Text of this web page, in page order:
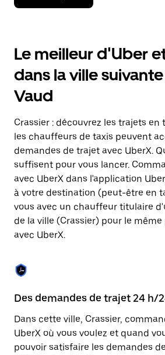
la
bas
pour
ouvrir
le
calendrier
et
une
date.
Appuyez
sur
la
touche
Échap
pour
fermer
le
calendrier.
Le meilleur d'Uber
dans la ville suivante
Vaud
Crassier : découvrez les trajets en
les chauffeurs de taxis peuvent
demandes de trajet avec UberX.
suffisent pour vous lancer.
avec UberX dans l'application
à votre destination (peut-être en
vous avec un chauffeur titulaire
de la ville (Crassier) pour le
avec UberX.
Des demandes de trajet 24 h/
Dans cette ville, Crassier,
UberX où vous voulez et quand
pouvoir satisfaire les demandes